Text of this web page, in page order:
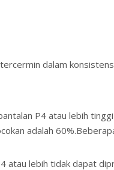
dalam
P4 atau lebih
adalah
atau lebih tidak dapat